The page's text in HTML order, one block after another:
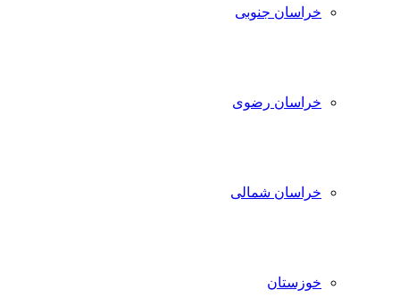
خراسان جنوبی
خراسان رضوی
خراسان شمالی
خوزستان